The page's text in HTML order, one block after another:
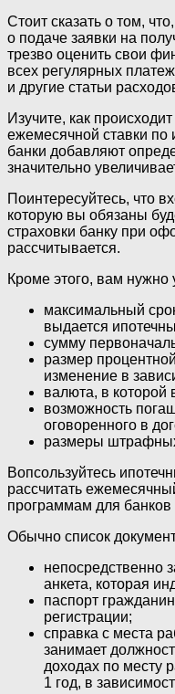
Стоит сказать о том,
о подаче заявки на
трезво оценить свои
всех регулярных
и другие статьи
Изучите, как
ежемесячной ставки по
банки добавляют
значительно
Поинтересуйтесь, что
которую вы обязаны
страховки банку при
рассчитывается.
Кроме этого, вам нужно
максимальный
выдается
сумму
размер
изменение в
валюта, в которой
возможность
оговоренного в
размеры
Вопсользуйтесь
рассчитать
программам для банков
Обычно список
непосредственно
анкета, которая
паспорт
регистрации;
справка с места
занимает
доходах по месту
1 год, в